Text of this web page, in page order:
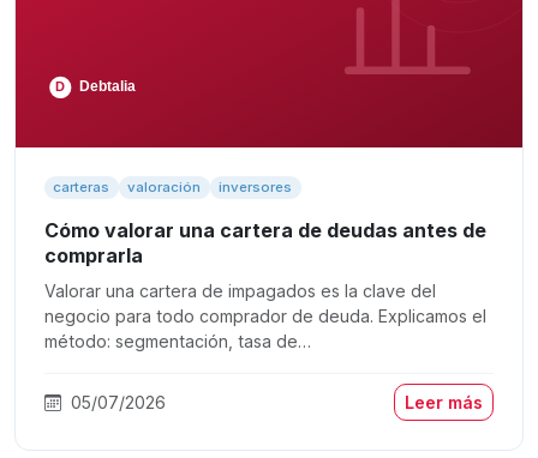
carteras valoración inversores
Cómo valorar una cartera de deudas antes de
comprarla
Valorar una cartera de impagados es la clave del
negocio para todo comprador de deuda. Explicamos el
método: segmentación, tasa de…
05/07/2026 Leer más